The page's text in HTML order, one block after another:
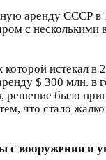
аренду СССР
с
истекал
$ 300 млн. в
было
что стало
с вооружения и